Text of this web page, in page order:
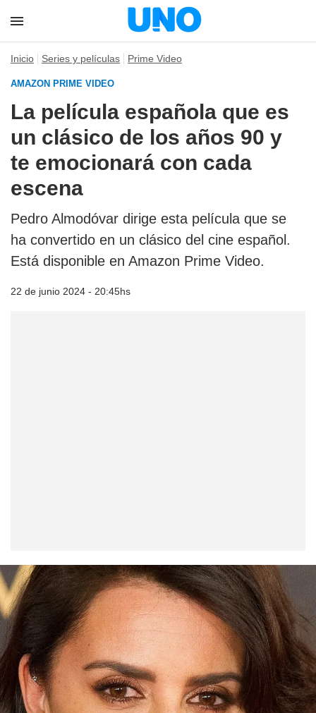
Inicio Series y películas Prime Video
AMAZON PRIME VIDEO
La película española que es
un clásico de los años 90 y
te emocionará con cada
escena
Pedro Almodóvar dirige esta película que se
ha convertido en un clásico del cine español.
Está disponible en Amazon Prime Video.
22 de junio 2024 - 20:45hs